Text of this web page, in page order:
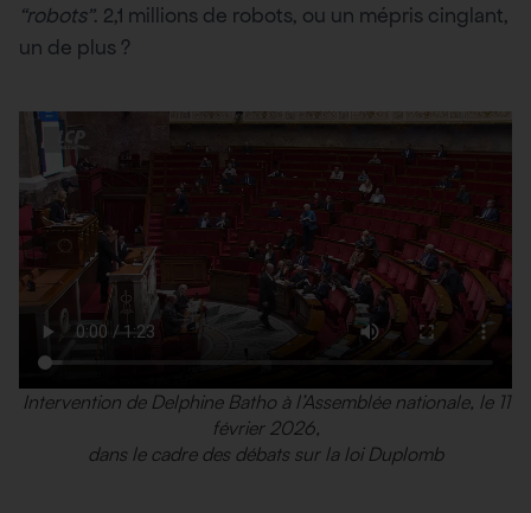
“robots”. 2,1 millions de robots, ou un mépris cinglant,
un de plus ?
Intervention de Delphine Batho à l’Assemblée nationale, le 11
février 2026,
dans le cadre des débats sur la loi Duplomb